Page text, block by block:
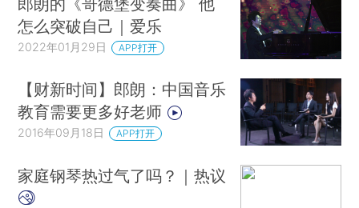
怎么突破自己｜爱乐
2022年01月29日 APP打开
【财新时间】郎朗：中国音乐
教育需要更多好老师
2016年09月18日 APP打开
家庭钢琴热过气了吗？｜热议